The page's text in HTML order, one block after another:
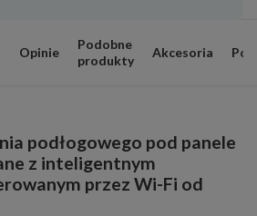
Opinie
Podobne
produkty
Akcesoria
podłogowego pod panele
z inteligentnym
przez Wi-Fi od